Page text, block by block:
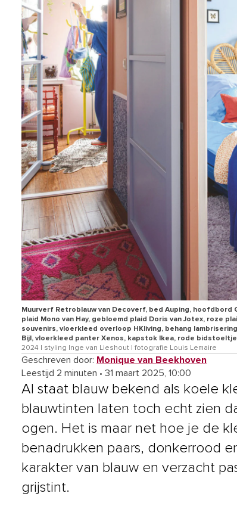
Muurverf Retroblauw van Decoverf, bed Auping, hoofdbord
plaid Mono van Hay, gebloemd plaid Doris van Jotex, roze
souvenirs, vloerkleed overloop HKliving, behang
Bijl, vloerkleed panter Xenos, kapstok Ikea, rode
2024 | styling Inge van Lieshout | fotografie Louis Lemaire
Geschreven door: Monique van Beekhoven
Leestijd 2 minuten • 31 maart 2025, 10:00
Al staat blauw bekend als koele
blauwtinten laten toch echt zien
ogen. Het is maar net hoe je de
benadrukken paars, donkerrood
karakter van blauw en verzacht
grijstint.